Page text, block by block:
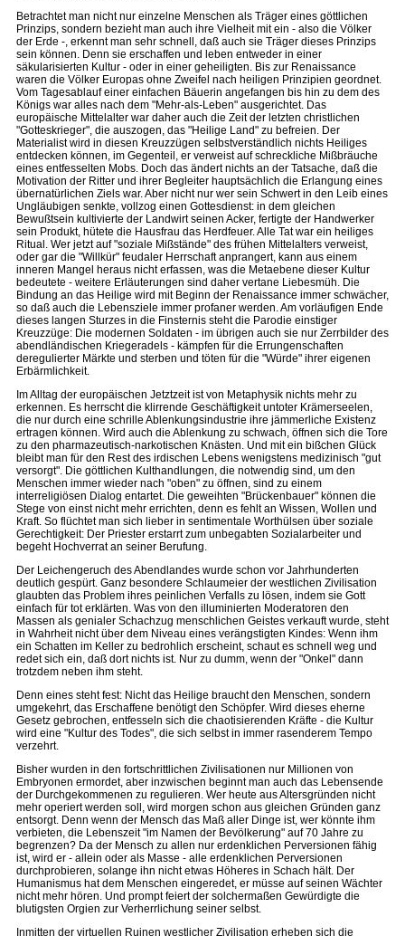
Betrachtet man nicht nur einzelne Menschen als Träger eines göttlichen
Prinzips, sondern bezieht man auch ihre Vielheit mit ein - also die Völker
der Erde -, erkennt man sehr schnell, daß auch sie Träger dieses Prinzips
sein können. Denn sie erschaffen und leben entweder in einer
säkularisierten Kultur - oder in einer geheiligten. Bis zur Renaissance
waren die Völker Europas ohne Zweifel nach heiligen Prinzipien geordnet.
Vom Tagesablauf einer einfachen Bäuerin angefangen bis hin zu dem des
Königs war alles nach dem "Mehr-als-Leben" ausgerichtet. Das
europäische Mittelalter war daher auch die Zeit der letzten christlichen
"Gotteskrieger", die auszogen, das "Heilige Land" zu befreien. Der
Materialist wird in diesen Kreuzzügen selbstverständlich nichts Heiliges
entdecken können, im Gegenteil, er verweist auf schreckliche Mißbräuche
eines entfesselten Mobs. Doch das ändert nichts an der Tatsache, daß die
Motivation der Ritter und ihrer Begleiter hauptsächlich die Erlangung eines
übernatürlichen Ziels war. Aber nicht nur wer sein Schwert in den Leib eines
Ungläubigen senkte, vollzog einen Gottesdienst: in dem gleichen
Bewußtsein kultivierte der Landwirt seinen Acker, fertigte der Handwerker
sein Produkt, hütete die Hausfrau das Herdfeuer. Alle Tat war ein heiliges
Ritual. Wer jetzt auf "soziale Mißstände" des frühen Mittelalters verweist,
oder gar die "Willkür" feudaler Herrschaft anprangert, kann aus einem
inneren Mangel heraus nicht erfassen, was die Metaebene dieser Kultur
bedeutete - weitere Erläuterungen sind daher vertane Liebesmüh. Die
Bindung an das Heilige wird mit Beginn der Renaissance immer schwächer,
so daß auch die Lebensziele immer profaner werden. Am vorläufigen Ende
dieses langen Sturzes in die Finsternis steht die Parodie einstiger
Kreuzzüge: Die modernen Soldaten - im übrigen auch sie nur Zerrbilder des
abendländischen Kriegeradels - kämpfen für die Errungenschaften
deregulierter Märkte und sterben und töten für die "Würde" ihrer eigenen
Erbärmlichkeit.
Im Alltag der europäischen Jetztzeit ist von Metaphysik nichts mehr zu
erkennen. Es herrscht die klirrende Geschäftigkeit untoter Krämerseelen,
die nur durch eine schrille Ablenkungsindustrie ihre jämmerliche Existenz
ertragen können. Wird auch die Ablenkung zu schwach, öffnen sich die Tore
zu den pharmazeutisch-narkotischen Knästen. Und mit ein bißchen Glück
bleibt man für den Rest des irdischen Lebens wenigstens medizinisch "gut
versorgt". Die göttlichen Kulthandlungen, die notwendig sind, um den
Menschen immer wieder nach "oben" zu öffnen, sind zu einem
interreligiösen Dialog entartet. Die geweihten "Brückenbauer" können die
Stege von einst nicht mehr errichten, denn es fehlt an Wissen, Wollen und
Kraft. So flüchtet man sich lieber in sentimentale Worthülsen über soziale
Gerechtigkeit: Der Priester erstarrt zum unbegabten Sozialarbeiter und
begeht Hochverrat an seiner Berufung.
Der Leichengeruch des Abendlandes wurde schon vor Jahrhunderten
deutlich gespürt. Ganz besondere Schlaumeier der westlichen Zivilisation
glaubten das Problem ihres peinlichen Verfalls zu lösen, indem sie Gott
einfach für tot erklärten. Was von den illuminierten Moderatoren den
Massen als genialer Schachzug menschlichen Geistes verkauft wurde, steht
in Wahrheit nicht über dem Niveau eines verängstigten Kindes: Wenn ihm
ein Schatten im Keller zu bedrohlich erscheint, schaut es schnell weg und
redet sich ein, daß dort nichts ist. Nur zu dumm, wenn der "Onkel" dann
trotzdem neben ihm steht.
Denn eines steht fest: Nicht das Heilige braucht den Menschen, sondern
umgekehrt, das Erschaffene benötigt den Schöpfer. Wird dieses eherne
Gesetz gebrochen, entfesseln sich die chaotisierenden Kräfte - die Kultur
wird eine "Kultur des Todes", die sich selbst in immer rasenderem Tempo
verzehrt.
Bisher wurden in den fortschrittlichen Zivilisationen nur Millionen von
Embryonen ermordet, aber inzwischen beginnt man auch das Lebensende
der Durchgekommenen zu regulieren. Wer heute aus Altersgründen nicht
mehr operiert werden soll, wird morgen schon aus gleichen Gründen ganz
entsorgt. Denn wenn der Mensch das Maß aller Dinge ist, wer könnte ihm
verbieten, die Lebenszeit "im Namen der Bevölkerung" auf 70 Jahre zu
begrenzen? Da der Mensch zu allen nur erdenklichen Perversionen fähig
ist, wird er - allein oder als Masse - alle erdenklichen Perversionen
durchprobieren, solange ihn nicht etwas Höheres in Schach hält. Der
Humanismus hat dem Menschen eingeredet, er müsse auf seinen Wächter
nicht mehr hören. Und prompt feiert der solchermaßen Gewürdigte die
blutigsten Orgien zur Verherrlichung seiner selbst.
Inmitten der virtuellen Ruinen westlicher Zivilisation erheben sich die